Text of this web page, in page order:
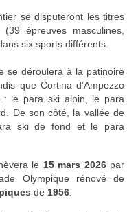
se disputeront les titres
épreuves masculines,
six sports différents.
se déroulera à la patinoire
que Cortina d’Ampezzo
: le para ski alpin, le para
De son côté, la vallée de
ski de fond et le para
le 15 mars 2026 par
Olympique rénové de
de 1956